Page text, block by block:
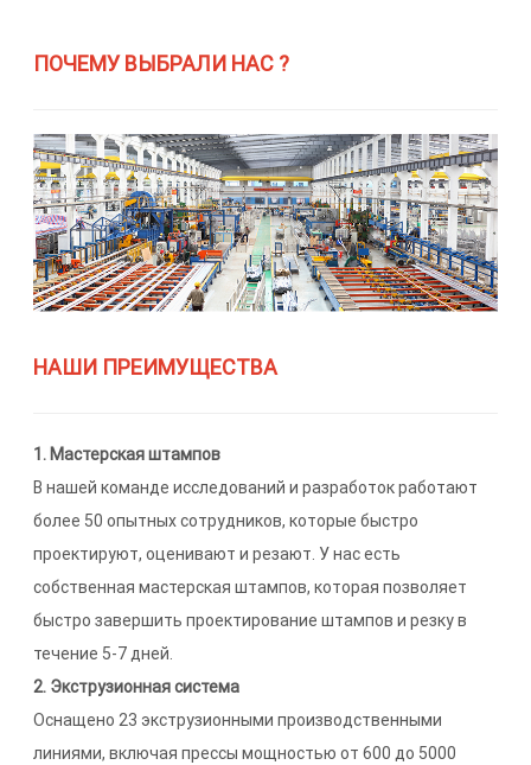
ПОЧЕМУ ВЫБРАЛИ НАС ?
НАШИ ПРЕИМУЩЕСТВА
1. Мастерская штампов
В нашей команде исследований и разработок работают
более 50 опытных сотрудников, которые быстро
проектируют, оценивают и резают. У нас есть
собственная мастерская штампов, которая позволяет
быстро завершить проектирование штампов и резку в
течение 5-7 дней.
2. Экструзионная система
Оснащено 23 экструзионными производственными
линиями, включая прессы мощностью от 600 до 5000